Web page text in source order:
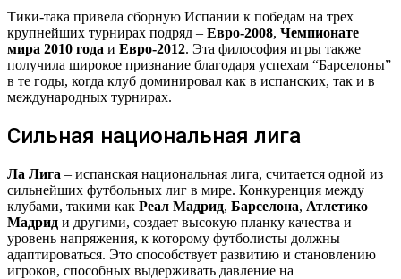
Тики-така привела сборную Испании к победам на трех
крупнейших турнирах подряд – Евро-2008, Чемпионате
мира 2010 года и Евро-2012. Эта философия игры также
получила широкое признание благодаря успехам “Барселоны”
в те годы, когда клуб доминировал как в испанских, так и в
международных турнирах.
Сильная национальная лига
Ла Лига – испанская национальная лига, считается одной из
сильнейших футбольных лиг в мире. Конкуренция между
клубами, такими как Реал Мадрид, Барселона, Атлетико
Мадрид и другими, создает высокую планку качества и
уровень напряжения, к которому футболисты должны
адаптироваться. Это способствует развитию и становлению
игроков, способных выдерживать давление на